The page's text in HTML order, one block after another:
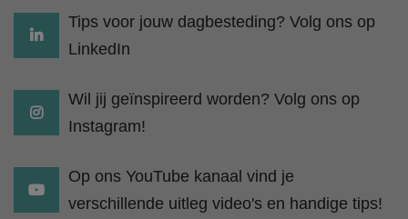
Tips voor jouw dagbesteding? Volg ons op
LinkedIn
Wil jij geïnspireerd worden? Volg ons op
Instagram!
Op ons YouTube kanaal vind je
verschillende uitleg video's en handige tips!